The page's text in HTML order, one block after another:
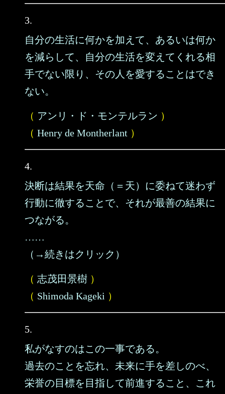
3.
自分の生活に何かを加えて、あるいは何か
を減らして、自分の生活を変えてくれる相
手でない限り、その人を愛することはでき
ない。
（ アンリ・ド・モンテルラン ）
（ Henry de Montherlant ）
4.
決断は結果を天命（＝天）に委ねて迷わず
行動に徹することで、それが最善の結果に
つながる。
……
（→続きはクリック）
（ 志茂田景樹 ）
（ Shimoda Kageki ）
5.
私がなすのはこの一事である。
過去のことを忘れ、未来に手を差しのべ、
栄誉の目標を目指して前進すること、これ